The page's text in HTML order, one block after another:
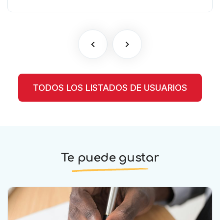
TODOS LOS LISTADOS DE USUARIOS
Te puede gustar